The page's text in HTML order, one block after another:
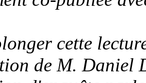
cette
de M. Daniel